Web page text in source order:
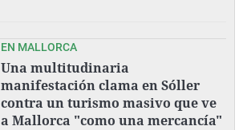
EN MALLORCA
Una multitudinaria
manifestación clama en Sóller
contra un turismo masivo que ve
a Mallorca "como una mercancía"